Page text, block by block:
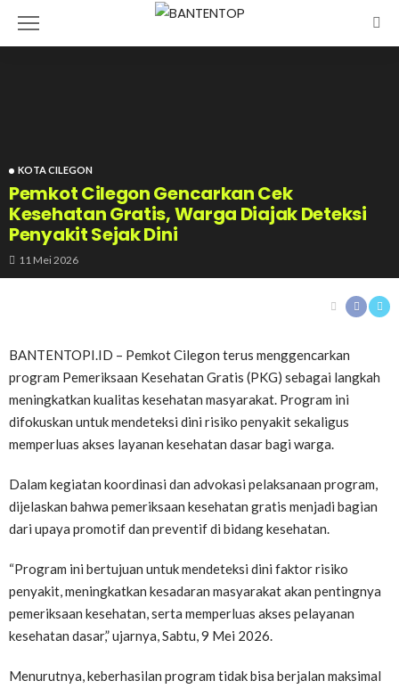
KOTA CILEGON
Pemkot Cilegon Gencarkan Cek
Kesehatan Gratis, Warga Diajak Deteksi
Penyakit Sejak Dini
11 Mei 2026
BANTENTOPI.ID – Pemkot Cilegon terus menggencarkan
program Pemeriksaan Kesehatan Gratis (PKG) sebagai langkah
meningkatkan kualitas kesehatan masyarakat. Program ini
difokuskan untuk mendeteksi dini risiko penyakit sekaligus
memperluas akses layanan kesehatan dasar bagi warga.
Dalam kegiatan koordinasi dan advokasi pelaksanaan program,
dijelaskan bahwa pemeriksaan kesehatan gratis menjadi bagian
dari upaya promotif dan preventif di bidang kesehatan.
“Program ini bertujuan untuk mendeteksi dini faktor risiko
penyakit, meningkatkan kesadaran masyarakat akan pentingnya
pemeriksaan kesehatan, serta memperluas akses pelayanan
kesehatan dasar,” ujarnya, Sabtu, 9 Mei 2026.
Menurutnya, keberhasilan program tidak bisa berjalan maksimal